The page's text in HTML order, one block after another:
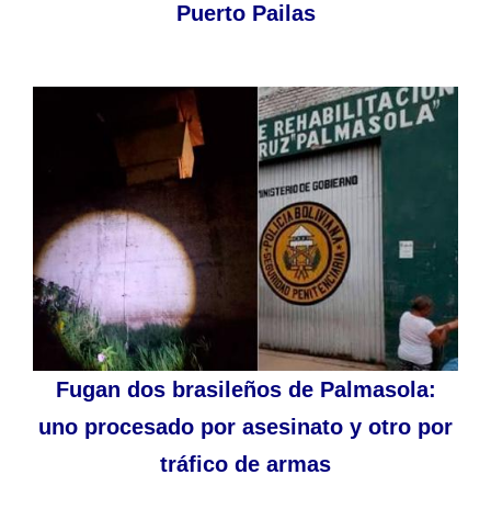
Puerto Pailas
Fugan dos brasileños de Palmasola:
uno procesado por asesinato y otro por
tráfico de armas